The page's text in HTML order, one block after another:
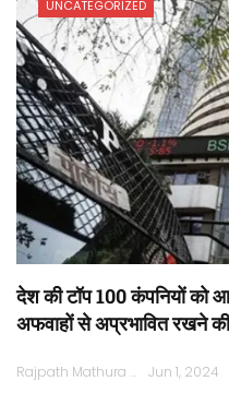
UNCATEGORIZED
देश की टॉप 100 कंपनियों को
अफवाहों से अप्रभावित रखने
Rajpath Mathura Jun 1, 2024